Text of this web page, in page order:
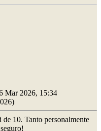
Mar 2026, 15:34
10. Tanto personalmente